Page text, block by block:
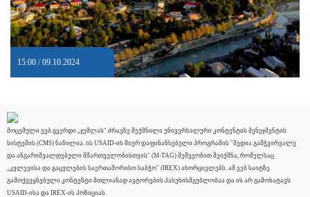
15:00 / 09.10.2024
მოცემული ვებ გვერდი „ჯუმლას" ძრავზე შექმნილი უნივერსალური კონტენტის მენეჯმენტის
სისტემის (CMS) ნაწილია. ის USAID-ის მიერ დაფინანსებული პროგრამის "მედია გამჭვირვალე
და ანგარიშვალდებული მმართველობისთვის" (M-TAG) მეშვეობით შეიქმნა, რომელსაც
„კვლევისა და გაცვლების საერთაშორისო საბჭო" (IREX) ახორციელებს. ამ ვებ საიტზე
გამოქვეყნებული კონტენტი მთლიანად ავტორების პასუხისმგებლობაა და ის არ გამოხატავს
USAID-ისა და IREX-ის პოზიციას.